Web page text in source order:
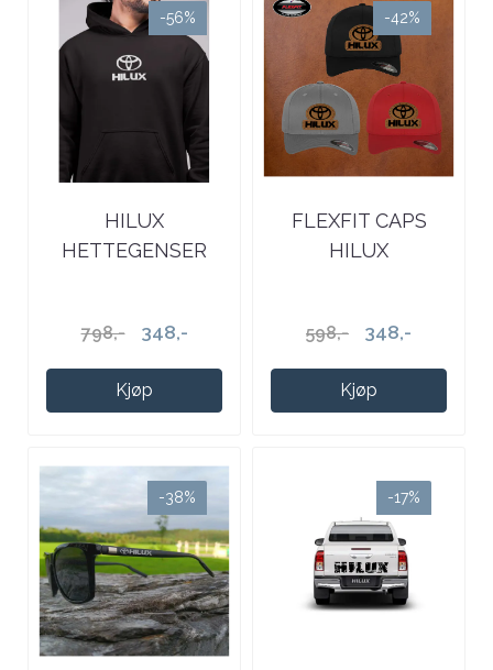
-56%
HILUX
HETTEGENSER
798,- 348,-
Kjøp
-42%
FLEXFIT CAPS
HILUX
598,- 348,-
Kjøp
-38% -17%